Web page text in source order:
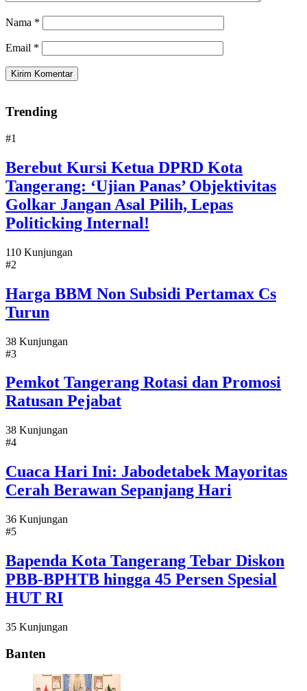
Nama *
Email *
Trending
#1
Berebut Kursi Ketua DPRD Kota
Tangerang: ‘Ujian Panas’ Objektivitas
Golkar Jangan Asal Pilih, Lepas
Politicking Internal!
110 Kunjungan
#2
Harga BBM Non Subsidi Pertamax Cs
Turun
38 Kunjungan
#3
Pemkot Tangerang Rotasi dan Promosi
Ratusan Pejabat
38 Kunjungan
#4
Cuaca Hari Ini: Jabodetabek Mayoritas
Cerah Berawan Sepanjang Hari
36 Kunjungan
#5
Bapenda Kota Tangerang Tebar Diskon
PBB-BPHTB hingga 45 Persen Spesial
HUT RI
35 Kunjungan
Banten